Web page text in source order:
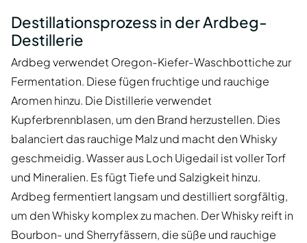
Destillationsprozess in der Ardbeg-
Destillerie
Ardbeg verwendet Oregon-Kiefer-Waschbottiche zur
Fermentation. Diese fügen fruchtige und rauchige
Aromen hinzu. Die Distillerie verwendet
Kupferbrennblasen, um den Brand herzustellen. Dies
balanciert das rauchige Malz und macht den Whisky
geschmeidig. Wasser aus Loch Uigedail ist voller Torf
und Mineralien. Es fügt Tiefe und Salzigkeit hinzu.
Ardbeg fermentiert langsam und destilliert sorgfältig,
um den Whisky komplex zu machen. Der Whisky reift in
Bourbon- und Sherryfässern, die süße und rauchige